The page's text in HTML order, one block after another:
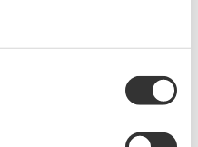
提供缓冲的消息传递，